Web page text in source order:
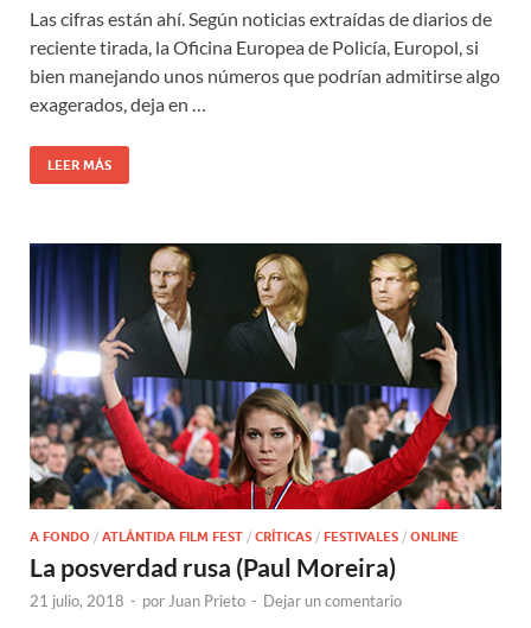
Las cifras están ahí. Según noticias extraídas de diarios de
reciente tirada, la Oficina Europea de Policía, Europol, si
bien manejando unos números que podrían admitirse algo
exagerados, deja en …
LEER MÁS
A FONDO / ATLÁNTIDA FILM FEST / CRÍTICAS / FESTIVALES / ONLINE
La posverdad rusa (Paul Moreira)
21 julio, 2018 - por Juan Prieto - Dejar un comentario